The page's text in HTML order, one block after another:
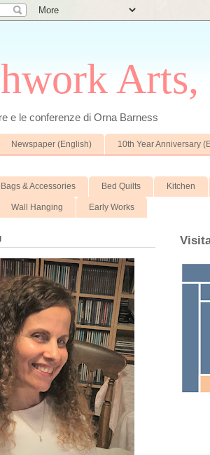
e le conferenze di Orna Barness
Newspaper (English) 10th Year Anniversary
Bags & Accessories Bed Quilts Kitchen
Wall Hanging Early Works